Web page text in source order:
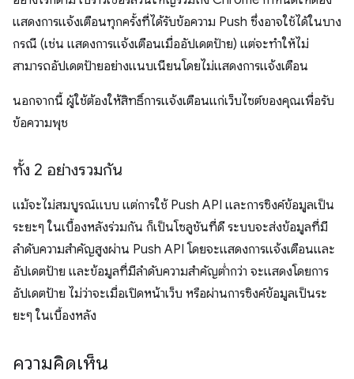
แสดงการแจ้งเตือนทุกครั้งที่ได้รับข้อความ Push ซึ่งอาจใช้ได้ในบาง
กรณี (เช่น แสดงการแจ้งเตือนเมื่ออัปเดตป้าย) แต่จะทำให้ไม่
สามารถอัปเดตป้ายอย่างแนบเนียนโดยไม่แสดงการแจ้งเตือน
นอกจากนี้ ผู้ใช้ต้องให้สิทธิ์การแจ้งเตือนแก่เว็บไซต์ของคุณเพื่อรับ
ข้อความพุช
ทั้ง 2 อย่างรวมกัน
แม้จะไม่สมบูรณ์แบบ แต่การใช้ Push API และการซิงค์ข้อมูลเป็น
ระยะๆ ในเบื้องหลังร่วมกัน ก็เป็นโซลูชันที่ดี ระบบจะส่งข้อมูลที่มี
ลำดับความสำคัญสูงผ่าน Push API โดยจะแสดงการแจ้งเตือนและ
อัปเดตป้าย และข้อมูลที่มีลำดับความสำคัญต่ำกว่า จะแสดงโดยการ
อัปเดตป้าย ไม่ว่าจะเมื่อเปิดหน้าเว็บ หรือผ่านการซิงค์ข้อมูลเป็นระ
ยะๆ ในเบื้องหลัง
ความคิดเห็น